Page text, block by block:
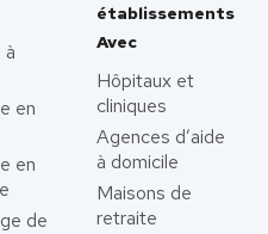
à
en
en
de
établissements
Avec
Hôpitaux et
cliniques
Agences d’aide
à domicile
Maisons de
retraite